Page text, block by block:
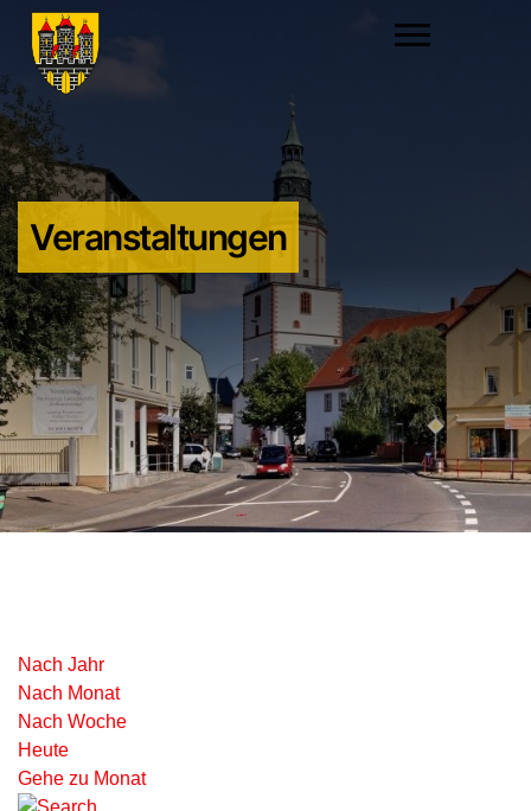
Veranstaltungen
Nach Jahr
Nach Monat
Nach Woche
Heute
Gehe zu Monat